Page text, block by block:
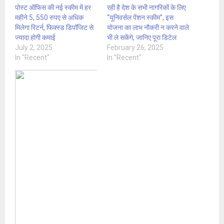
पोस्ट ऑफिस की नई स्कीम में हर
महीने 5, 550 रुपए से अधिक
मिलेगा रिटर्न, फिक्स्ड डिपॉजिट से
ज्यादा होगी कमाई
July 2, 2025
In "Recent"
रही है देश के सभी नागरिकों के लिए
“यूनिवर्सल पेंशन स्कीम”, इस
योजना का लाभ नौकरी न करने वाले
भी ले सकेंगे, जानिए पूरा डिटेल
February 26, 2025
In "Recent"